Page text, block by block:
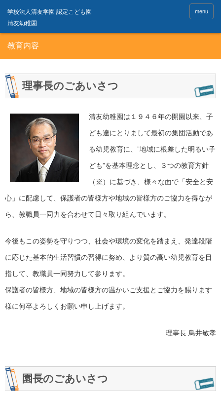
menu
教育内容
理事長のごあいさつ
清友幼稚園は１９４６年の開園以来、子
ども達にとりまして最初の集団活動であ
る幼児教育に、”地域に根差した明るい子
ども”を基本理念とし、３つの教育方針
（ ※ ）に基づき、様々な面で「安全と安
心」に配慮して、保護者の皆様方や地域の皆様方のご協力を得なが
ら、教職員一同力を合わせて日々取り組んでいます。
今後もこの姿勢を守りつつ、社会や環境の変化を踏まえ、発達段階
に応じた基本的生活習慣の習得に努め、より質の高い幼児教育を目
指して、教職員一同努力して参ります。
保護者の皆様方、地域の皆様方の温かいご支援とご協力を賜ります
様に何卒よろしくお願い申し上げます。
理事長 鳥井敏孝
園長のごあいさつ